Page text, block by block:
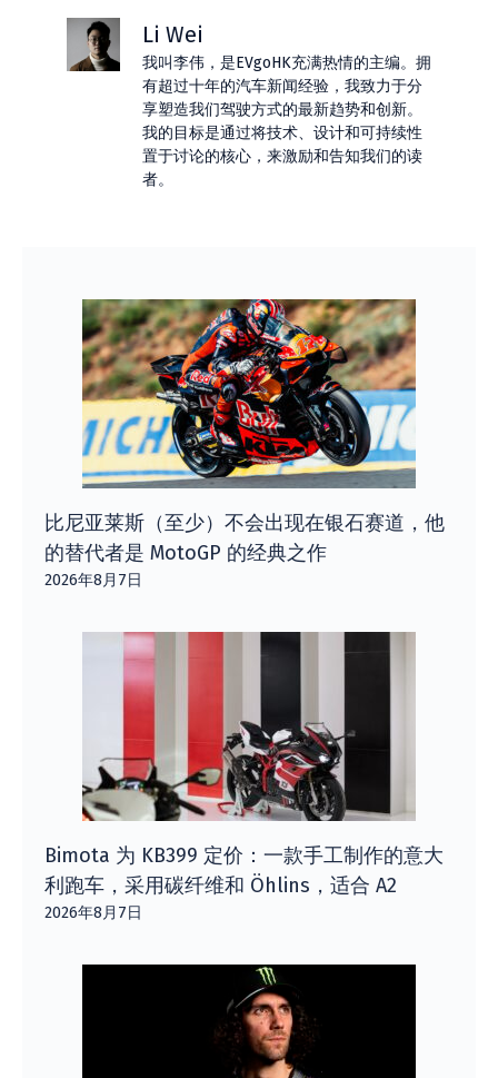
Li Wei
我叫李伟，是EVgoHK充满热情的主编。拥
有超过十年的汽车新闻经验，我致力于分
享塑造我们驾驶方式的最新趋势和创新。
我的目标是通过将技术、设计和可持续性
置于讨论的核心，来激励和告知我们的读
者。
比尼亚莱斯（至少）不会出现在银石赛道，他
的替代者是 MotoGP 的经典之作
2026年8月7日
Bimota 为 KB399 定价：一款手工制作的意大
利跑车，采用碳纤维和 Öhlins，适合 A2
2026年8月7日